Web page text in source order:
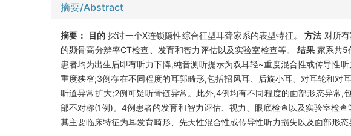
摘要/Abstract
摘要： 目的 探讨一个X连锁隐性综合征型耳聋家系的表型特征。方法 对所
的颞骨高分辨率CT检查、发育和智力评估以及实验室检查等。结果家系共5
患者均为出生后即有听力下降,纯音测听提示为双耳轻~重度混合性或传导性
重度狭窄;3例存在不同程度的耳郭畸形,包括招风耳、后旋小耳、对耳轮和
听道异常扩大;2例可疑听骨链异常。此外,4例均有不同程度的面部形态异
部不对称(1例)。4例患者的发育和智力评估、视力、眼底检查以及实验室检
其主要临床特征为耳发育畸形、先天性混合性或传导性听力损失以及面部形态